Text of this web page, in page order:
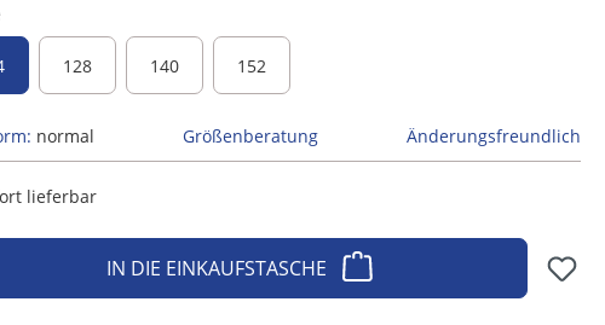
128 140 152
normal Größenberatung Änderungsfreundlich
lieferbar
IN DIE EINKAUFSTASCHE